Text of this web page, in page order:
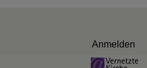
Anmelden